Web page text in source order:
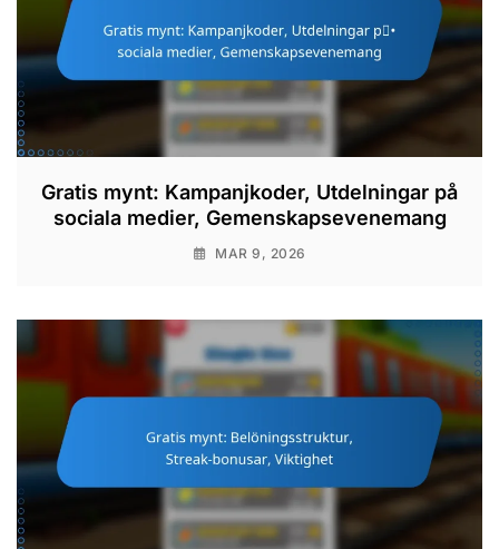
Gratis mynt: Kampanjkoder, Utdelningar på
sociala medier, Gemenskapsevenemang
MAR 9, 2026